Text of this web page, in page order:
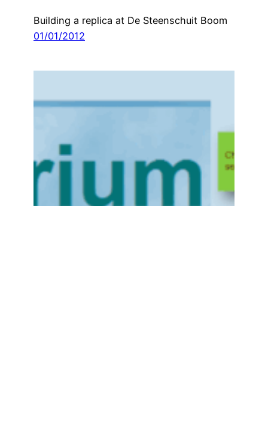
Building a replica at De Steenschuit Boom
01/01/2012